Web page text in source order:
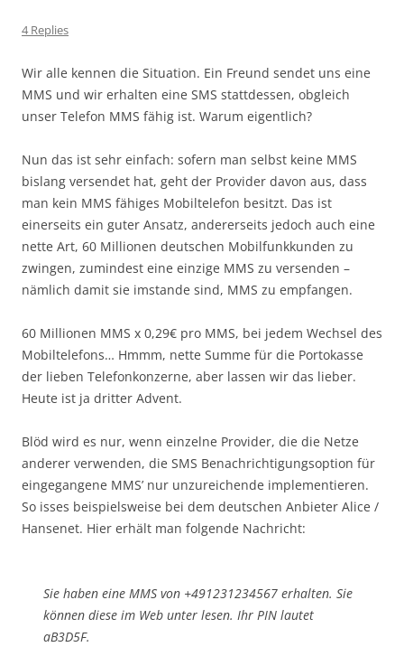
4 Replies
Wir alle kennen die Situation. Ein Freund sendet uns eine
MMS und wir erhalten eine SMS stattdessen, obgleich
unser Telefon MMS fähig ist. Warum eigentlich?
Nun das ist sehr einfach: sofern man selbst keine MMS
bislang versendet hat, geht der Provider davon aus, dass
man kein MMS fähiges Mobiltelefon besitzt. Das ist
einerseits ein guter Ansatz, andererseits jedoch auch eine
nette Art, 60 Millionen deutschen Mobilfunkkunden zu
zwingen, zumindest eine einzige MMS zu versenden –
nämlich damit sie imstande sind, MMS zu empfangen.
60 Millionen MMS x 0,29€ pro MMS, bei jedem Wechsel des
Mobiltelefons… Hmmm, nette Summe für die Portokasse
der lieben Telefonkonzerne, aber lassen wir das lieber.
Heute ist ja dritter Advent.
Blöd wird es nur, wenn einzelne Provider, die die Netze
anderer verwenden, die SMS Benachrichtigungsoption für
eingegangene MMS’ nur unzureichende implementieren.
So isses beispielsweise bei dem deutschen Anbieter Alice /
Hansenet. Hier erhält man folgende Nachricht:
Sie haben eine MMS von +491231234567 erhalten. Sie
können diese im Web unter lesen. Ihr PIN lautet
aB3D5F.